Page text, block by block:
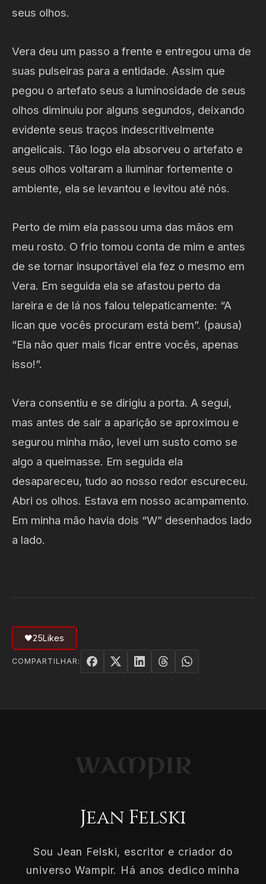
seus olhos.
Vera deu um passo a frente e entregou uma de
suas pulseiras para a entidade. Assim que
pegou o artefato seus a luminosidade de seus
olhos diminuiu por alguns segundos, deixando
evidente seus traços indescritivelmente
angelicais. Tão logo ela absorveu o artefato e
seus olhos voltaram a iluminar fortemente o
ambiente, ela se levantou e levitou até nós.
Perto de mim ela passou uma das mãos em
meu rosto. O frio tomou conta de mim e antes
de se tornar insuportável ela fez o mesmo em
Vera. Em seguida ela se afastou perto da
lareira e de lá nos falou telepaticamente: “A
lican que vocês procuram está bem”. (pausa)
“Ela não quer mais ficar entre vocês, apenas
isso!”.
Vera consentiu e se dirigiu a porta. A segui,
mas antes de sair a aparição se aproximou e
segurou minha mão, levei um susto como se
algo a queimasse. Em seguida ela
desapareceu, tudo ao nosso redor escureceu.
Abri os olhos. Estava em nosso acampamento.
Em minha mão havia dois “W” desenhados lado
a lado.
🖤25Likes
COMPARTILHAR:
Jean Felski
Sou Jean Felski, escritor e criador do
universo Wampir. Há anos dedico minha